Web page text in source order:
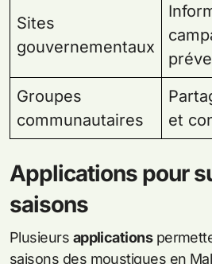
Sites
gouvernementaux
Groupes
communautaires
et
Applications pour
saisons
Plusieurs applications
saisons des moustiques en